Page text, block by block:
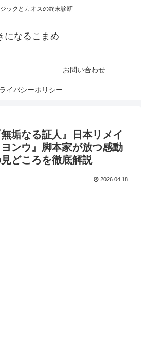
ックとカオスの終末診断
になるこまめ
お問い合わせ
イバシーポリシー
垢なる証人』日本リメイ
ンウ』脚本家が放つ感動
どころを徹底解説
2026.04.18